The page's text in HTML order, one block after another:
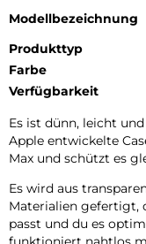
Modellbezeichnung
Produkttyp
Farbe
Verfügbarkeit
Es ist dünn, leicht
Apple entwickelte
Max und schützt es
Es wird aus
Materialien gefertigt,
passt und du es